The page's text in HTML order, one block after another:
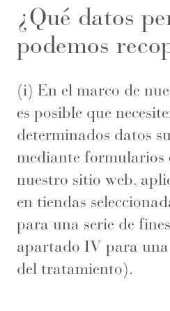
¿Qué datos
podemos
(i) En el marco de
es posible que
determinados datos
mediante formularios
nuestro sitio web,
en tiendas
para una serie de
apartado IV para
del tratamiento).